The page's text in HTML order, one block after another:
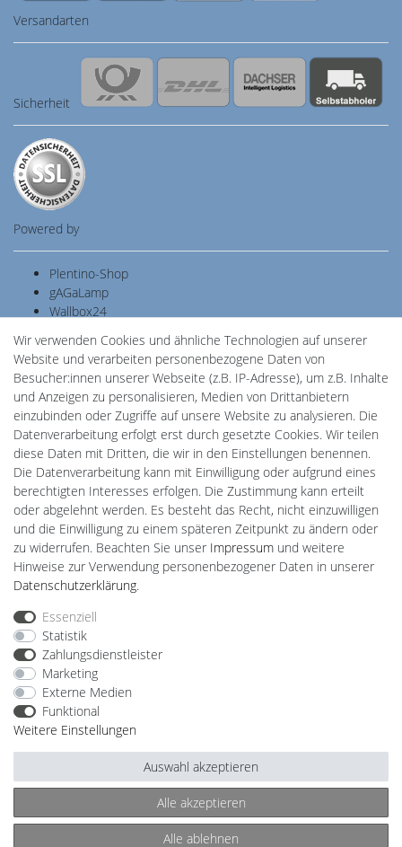
Versandarten
Sicherheit
Powered by
Plentino-Shop
gAGaLamp
Wallbox24
Batteriespeicher
PlentiSolar
Gebrauchtlicht
Ledkauf
DEYESOLAR
Lightech Connect
CardanLight Europe
FORTIMO LEDs
LED-RETROSHOP
MeinUSB
Impressum
Barrierefreiheitserklärung
Vertrag widerrufen
© Copyright 2026 | Alle Rechte vorbehalten.
Wir verwenden Cookies und ähnliche Technologien auf unserer
Website und verarbeiten personenbezogene Daten von
Besucher:innen unserer Webseite (z.B. IP-Adresse), um z.B. Inhalte
und Anzeigen zu personalisieren, Medien von Drittanbietern
einzubinden oder Zugriffe auf unsere Website zu analysieren. Die
Datenverarbeitung erfolgt erst durch gesetzte Cookies. Wir teilen
diese Daten mit Dritten, die wir in den Einstellungen benennen.
Die Datenverarbeitung kann mit Einwilligung oder aufgrund eines
berechtigten Interesses erfolgen. Die Zustimmung kann erteilt
oder abgelehnt werden. Es besteht das Recht, nicht einzuwilligen
und die Einwilligung zu einem späteren Zeitpunkt zu ändern oder
zu widerrufen. Beachten Sie unser Impressum und weitere
Hinweise zur Verwendung personenbezogener Daten in unserer
Daten­schutz­erklärung.
Essenziell
Statistik
Zahlungsdienstleister
Marketing
Externe Medien
Funktional
Weitere Einstellungen
Alle akzeptieren
Alle ablehnen
Auswahl akzeptieren